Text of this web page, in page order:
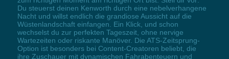
Du steuerst deinen Kenworth durch eine nebelverhangene
Nacht und willst endlich die grandiose Aussicht auf die
Wüstenlandschaft einfangen. Ein Klick, und schon
wechselst du zur perfekten Tageszeit, ohne nervige
Wartezeiten oder riskante Manöver. Die ATS-Zeitsprung-
Option ist besonders bei Content-Creatoren beliebt, die
ihre Zuschauer mit dynamischen Fahrabenteuern und